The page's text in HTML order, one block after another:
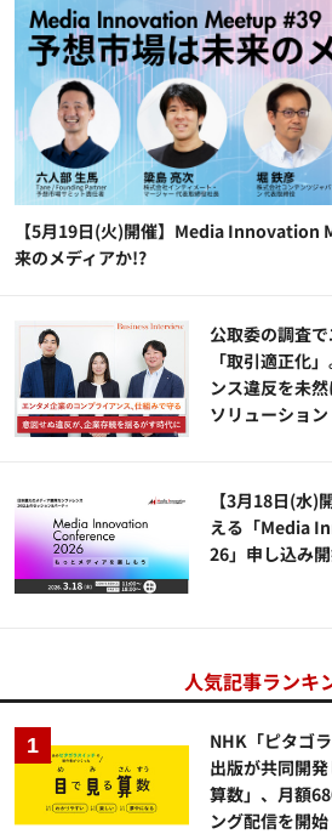
【5月19日(火)開催】Media Innovation
来のメディアか!?
公​​取委の調査
「取引適正化
ンス違反を未
ソリューション​
【3月18日(水)
える「Media
26」申し込み開
人気記事ランキ
NHK「ピタゴ
出版が共同開
算数」、月額
ング配信を開始